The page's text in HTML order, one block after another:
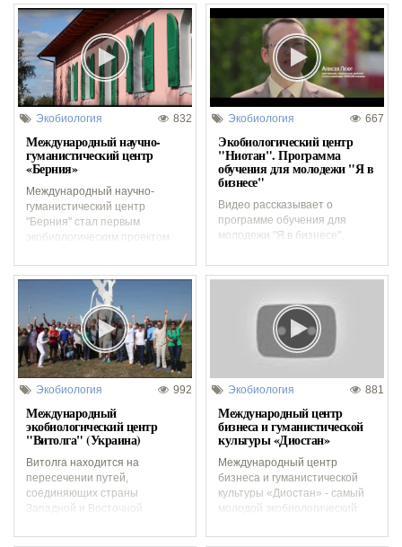
832
Экобиология
Международный научно-
гуманистический центр
«Берния»
Международный научно-
гуманистический центр
"Берния" стал первым
экобиологическим проектом
Основан в 2002 году под
Санкт-Петербургом...
667
Экобиология
Экобиологический центр
"Ниотан". Программа
обучения для молодежи "Я в
бизнесе"
Видео рассказывает о
программе обучения для
молодежи "Я в бизнесе",
Международном центре
бизнеса, менеджмента и
992
Экобиология
Международный
экобиологический центр
"Витолга" (Украина)
Витолга находится на
пересечении путей,
соединяющих страны
Западной и Восточной
Днепра, в живописном устье
881
Экобиология
Международный центр
бизнеса и гуманистической
культуры «Диостан»
Международный центр
бизнеса и гуманистической
культуры «Диостан» - самый
молодой экобиологический
Магнитогорском, на